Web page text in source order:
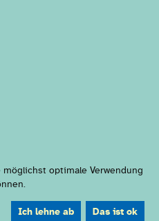
optimale Verwendung
Ich lehne ab Das ist ok